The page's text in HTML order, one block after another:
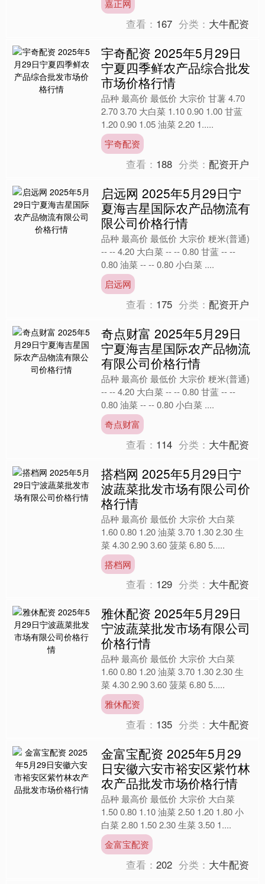
嘉正网
查看： 167 分类： 大牛配资
宇奇配资 2025年5月29日
宁夏四季鲜农产品综合批发
市场价格行情
品种 最高价 最低价 大宗价 甘薯 4.70
2.70 3.70 大白菜 1.10 0.90 1.00 甘蓝
1.20 0.90 1.05 油菜 2.20 1.....
宇奇配资
查看： 188 分类：配资开户
启远网 2025年5月29日宁
夏海吉星国际农产品物流有
限公司价格行情
品种 最高价 最低价 大宗价 粳米(普通)
-- -- 4.20 大白菜 -- -- 0.80 甘蓝 -- --
0.80 油菜 -- -- 0.80 小白菜 ....
启远网
查看： 175 分类：配资开户
奇点财富 2025年5月29日
宁夏海吉星国际农产品物流
有限公司价格行情
品种 最高价 最低价 大宗价 粳米(普通)
-- -- 4.20 大白菜 -- -- 0.80 甘蓝 -- --
0.80 油菜 -- -- 0.80 小白菜 ....
奇点财富
查看： 114 分类： 大牛配资
搭档网 2025年5月29日宁
波蔬菜批发市场有限公司价
格行情
品种 最高价 最低价 大宗价 大白菜
1.60 0.80 1.20 油菜 3.70 1.30 2.30 生
菜 4.30 2.90 3.60 菠菜 6.80 5.....
搭档网
查看： 129 分类： 大牛配资
雅休配资 2025年5月29日
宁波蔬菜批发市场有限公司
价格行情
品种 最高价 最低价 大宗价 大白菜
1.60 0.80 1.20 油菜 3.70 1.30 2.30 生
菜 4.30 2.90 3.60 菠菜 6.80 5.....
雅休配资
查看： 135 分类： 大牛配资
金富宝配资 2025年5月29
日安徽六安市裕安区紫竹林
农产品批发市场价格行情
品种 最高价 最低价 大宗价 大白菜
1.50 0.80 1.10 油菜 2.50 1.20 1.80 小
白菜 2.80 1.50 2.30 生菜 3.50 1....
金富宝配资
查看：202 分类： 大牛配资